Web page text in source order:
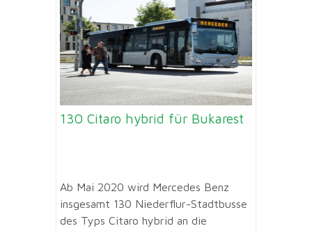
130 Citaro hybrid für Bukarest
Ab Mai 2020 wird Mercedes Benz
insgesamt 130 Niederflur-Stadtbusse
des Typs Citaro hybrid an die